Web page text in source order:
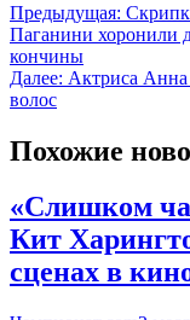
Предыдущая:
Паганини хоронили
кончины
Далее: Актриса Анна
волос
Похожие
«Слишком
Кит
сценах в